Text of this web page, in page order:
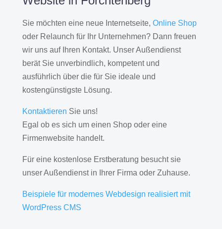
Sie möchten eine neue Internetseite, Online Shop
oder Relaunch für Ihr Unternehmen? Dann freuen
wir uns auf Ihren Kontakt. Unser Außendienst
berät Sie unverbindlich, kompetent und
ausführlich über die für Sie ideale und
kostengünstigste Lösung.
Kontaktieren Sie uns!
Egal ob es sich um einen Shop oder eine
Firmenwebsite handelt.
Für eine kostenlose Erstberatung besucht sie
unser Außendienst in Ihrer Firma oder Zuhause.
Beispiele für modernes Webdesign realisiert mit
WordPress CMS